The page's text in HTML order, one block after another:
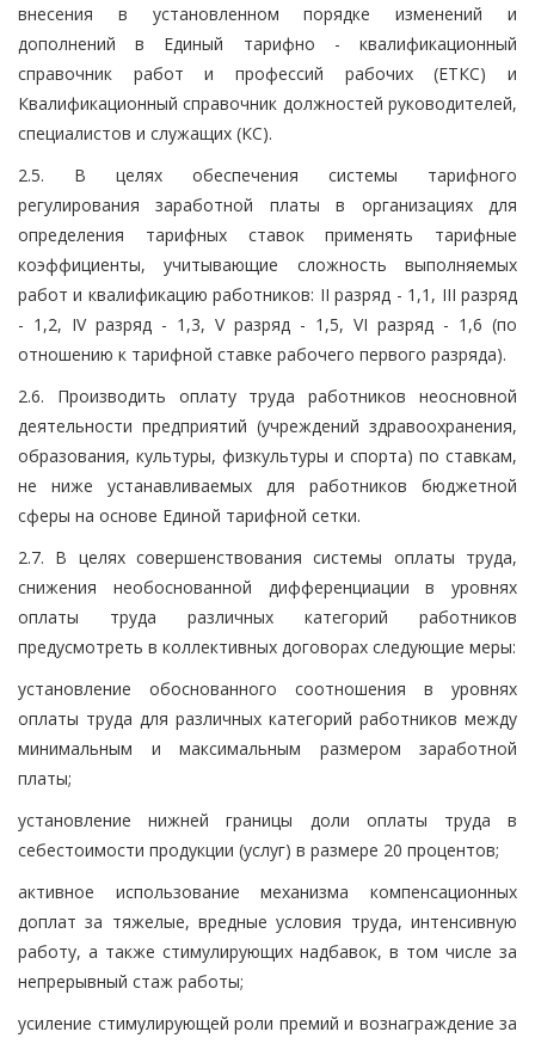
внесения в установленном порядке изменений и
дополнений в Единый тарифно - квалификационный
справочник работ и профессий рабочих (ЕТКС) и
Квалификационный справочник должностей руководителей,
специалистов и служащих (КС).
2.5. В целях обеспечения системы тарифного
регулирования заработной платы в организациях для
определения тарифных ставок применять тарифные
коэффициенты, учитывающие сложность выполняемых
работ и квалификацию работников: II разряд - 1,1, III разряд
- 1,2, IV разряд - 1,3, V разряд - 1,5, VI разряд - 1,6 (по
отношению к тарифной ставке рабочего первого разряда).
2.6. Производить оплату труда работников неосновной
деятельности предприятий (учреждений здравоохранения,
образования, культуры, физкультуры и спорта) по ставкам,
не ниже устанавливаемых для работников бюджетной
сферы на основе Единой тарифной сетки.
2.7. В целях совершенствования системы оплаты труда,
снижения необоснованной дифференциации в уровнях
оплаты труда различных категорий работников
предусмотреть в коллективных договорах следующие меры:
установление обоснованного соотношения в уровнях
оплаты труда для различных категорий работников между
минимальным и максимальным размером заработной
платы;
установление нижней границы доли оплаты труда в
себестоимости продукции (услуг) в размере 20 процентов;
активное использование механизма компенсационных
доплат за тяжелые, вредные условия труда, интенсивную
работу, а также стимулирующих надбавок, в том числе за
непрерывный стаж работы;
усиление стимулирующей роли премий и вознаграждение за